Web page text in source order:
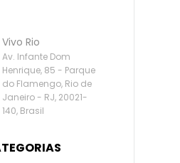
Vivo Rio
Av. Infante Dom
Henrique, 85 - Parque
do Flamengo, Rio de
Janeiro - RJ, 20021-
140, Brasil